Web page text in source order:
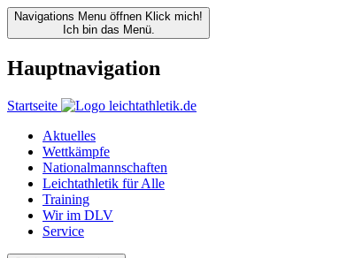
Navigations Menu öffnen Klick mich!
Ich bin das Menü.
Hauptnavigation
Startseite
Aktuelles
Wettkämpfe
Nationalmannschaften
Leichtathletik für Alle
Training
Wir im DLV
Service